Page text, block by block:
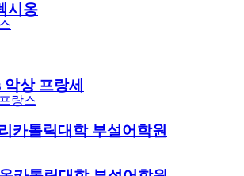
시옹
상 프랑세
프랑스
카톨릭대학 부설어학원